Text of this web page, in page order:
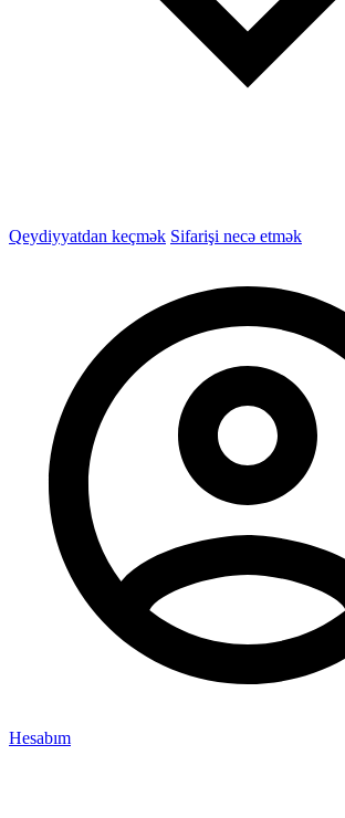
Qeydiyyatdan keçmək Sifarişi necə etmək
Hesabım